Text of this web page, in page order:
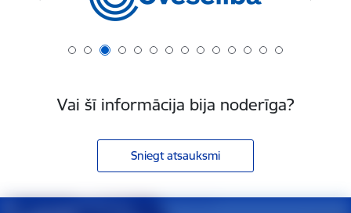
Vai šī informācija bija noderīga?
Sniegt atsauksmi